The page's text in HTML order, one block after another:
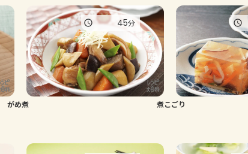
がめ煮
45分
煮こごり